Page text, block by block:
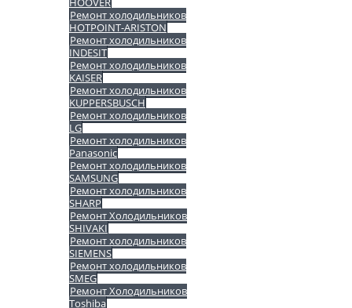
Ремонт холодильников
HOTPOINT-ARISTON
Ремонт холодильников
INDESIT
Ремонт холодильников
KAISER
Ремонт холодильников
KUPPERSBUSCH
Ремонт холодильников
LG
Ремонт холодильников
Panasonic
Ремонт холодильников
SAMSUNG
Ремонт холодильников
SHARP
Ремонт Холодильников
SHIVAKI
Ремонт холодильников
SIEMENS
Ремонт холодильников
SMEG
Ремонт Холодильников
Toshiba